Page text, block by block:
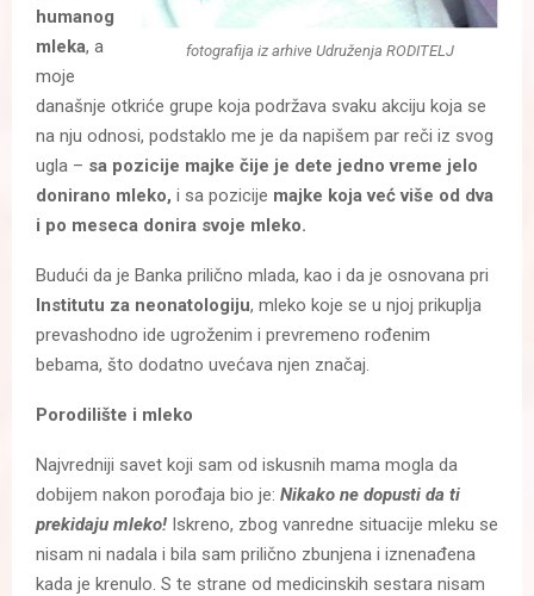
fotografija iz arhive Udruženja RODITELJ
humanog
mleka, a
moje
današnje otkriće grupe koja podržava svaku akciju koja se
na nju odnosi, podstaklo me je da napišem par reči iz svog
ugla – sa pozicije majke čije je dete jedno vreme jelo
donirano mleko, i sa pozicije majke koja već više od dva
i po meseca donira svoje mleko.
Budući da je Banka prilično mlada, kao i da je osnovana pri
Institutu za neonatologiju, mleko koje se u njoj prikuplja
prevashodno ide ugroženim i prevremeno rođenim
bebama, što dodatno uvećava njen značaj.
Porodilište i mleko
Najvredniji savet koji sam od iskusnih mama mogla da
dobijem nakon porođaja bio je: Nikako ne dopusti da ti
prekidaju mleko! Iskreno, zbog vanredne situacije mleku se
nisam ni nadala i bila sam prilično zbunjena i iznenađena
kada je krenulo. S te strane od medicinskih sestara nisam